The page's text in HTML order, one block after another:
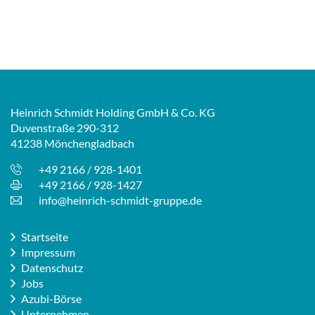
Heinrich Schmidt Holding GmbH & Co. KG
Duvenstraße 290-312
41238 Mönchengladbach
+49 2166 / 928-1401
+49 2166 / 928-1427
info@heinrich-schmidt-gruppe.de
Startseite
Impressum
Datenschutz
Jobs
Azubi-Börse